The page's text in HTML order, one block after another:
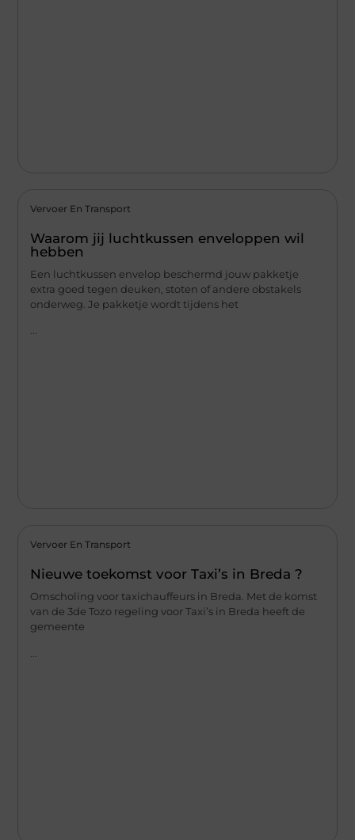
Vervoer En Transport
Waarom jij luchtkussen enveloppen wil
hebben
Een luchtkussen envelop beschermd jouw pakketje
extra goed tegen deuken, stoten of andere obstakels
onderweg. Je pakketje wordt tijdens het
...
Vervoer En Transport
Nieuwe toekomst voor Taxi’s in Breda ?
Omscholing voor taxichauffeurs in Breda. Met de komst
van de 3de Tozo regeling voor Taxi’s in Breda heeft de
gemeente